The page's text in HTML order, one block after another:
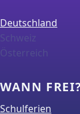
Deutschland
Schweiz
Österreich
WANN FREI?
Schulferien